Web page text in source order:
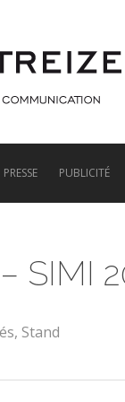
PRESSE PUBLICITÉ
SIMI
, Stand